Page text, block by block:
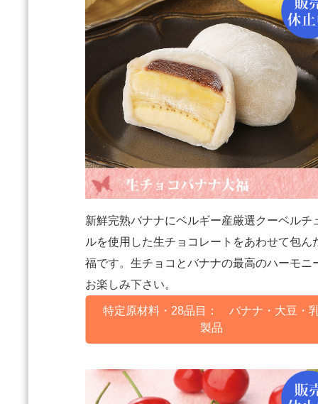
新鮮完熟バナナにベルギー産厳選クーベルチ
ルを使用した生チョコレートをあわせて包ん
福です。生チョコとバナナの最高のハーモニ
お楽しみ下さい。
特定原材料・28品目： バナナ・大豆・
製品